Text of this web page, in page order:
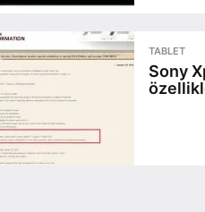
TABLET
Sony